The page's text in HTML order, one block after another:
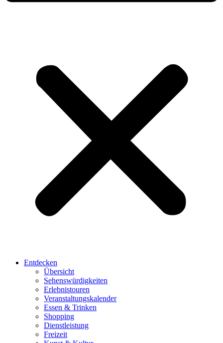
Entdecken
Übersicht
Sehenswürdigkeiten
Erlebnistouren
Veranstaltungskalender
Essen & Trinken
Shopping
Dienstleistung
Freizeit